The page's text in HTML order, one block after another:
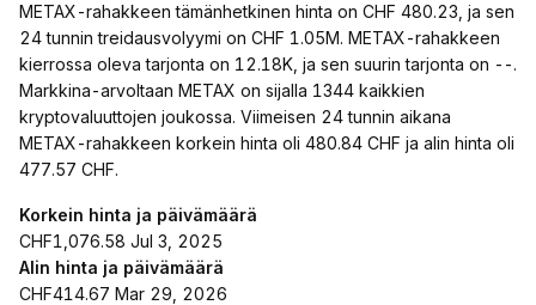
METAX-rahakkeen tämänhetkinen hinta on CHF 480.23, ja sen
24 tunnin treidausvolyymi on CHF 1.05M. METAX-rahakkeen
kierrossa oleva tarjonta on 12.18K, ja sen suurin tarjonta on --.
Markkina-arvoltaan METAX on sijalla 1344 kaikkien
kryptovaluuttojen joukossa. Viimeisen 24 tunnin aikana
METAX-rahakkeen korkein hinta oli 480.84 CHF ja alin hinta oli
477.57 CHF.
Korkein hinta ja päivämäärä
CHF1,076.58 Jul 3, 2025
Alin hinta ja päivämäärä
CHF414.67 Mar 29, 2026